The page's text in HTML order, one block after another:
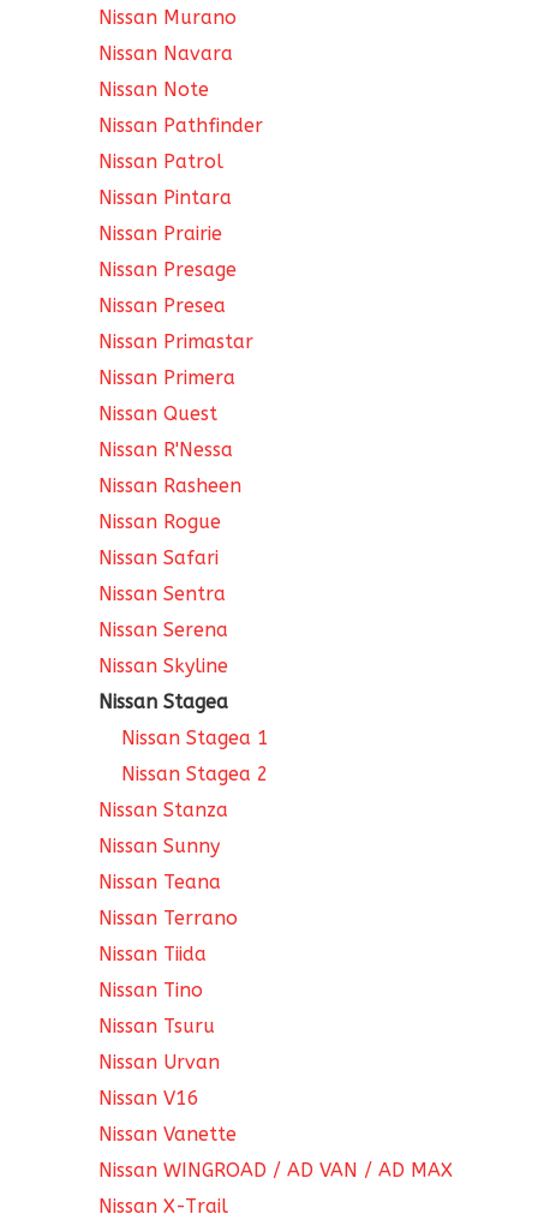
Nissan Murano
Nissan Navara
Nissan Note
Nissan Pathfinder
Nissan Patrol
Nissan Pintara
Nissan Prairie
Nissan Presage
Nissan Presea
Nissan Primastar
Nissan Primera
Nissan Quest
Nissan R'Nessa
Nissan Rasheen
Nissan Rogue
Nissan Safari
Nissan Sentra
Nissan Serena
Nissan Skyline
Nissan Stagea
Nissan Stagea 1
Nissan Stagea 2
Nissan Stanza
Nissan Sunny
Nissan Teana
Nissan Terrano
Nissan Tiida
Nissan Tino
Nissan Tsuru
Nissan Urvan
Nissan V16
Nissan Vanette
Nissan WINGROAD / AD VAN / AD MAX
Nissan X-Trail